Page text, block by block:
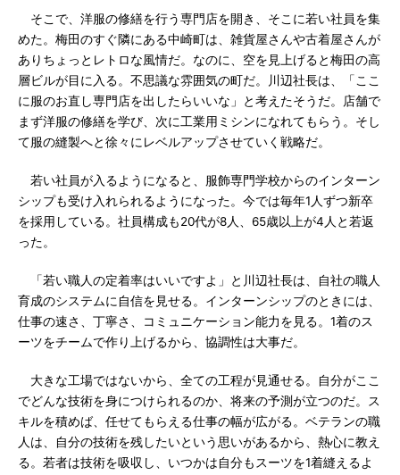
そこで、洋服の修繕を行う専門店を開き、そこに若い社員を集
めた。梅田のすぐ隣にある中崎町は、雑貨屋さんや古着屋さんが
ありちょっとレトロな風情だ。なのに、空を見上げると梅田の高
層ビルが目に入る。不思議な雰囲気の町だ。川辺社長は、「ここ
に服のお直し専門店を出したらいいな」と考えたそうだ。店舗で
まず洋服の修繕を学び、次に工業用ミシンになれてもらう。そし
て服の縫製へと徐々にレベルアップさせていく戦略だ。
若い社員が入るようになると、服飾専門学校からのインターン
シップも受け入れられるようになった。今では毎年1人ずつ新卒
を採用している。社員構成も20代が8人、65歳以上が4人と若返
った。
「若い職人の定着率はいいですよ」と川辺社長は、自社の職人
育成のシステムに自信を見せる。インターンシップのときには、
仕事の速さ、丁寧さ、コミュニケーション能力を見る。1着のス
ーツをチームで作り上げるから、協調性は大事だ。
大きな工場ではないから、全ての工程が見通せる。自分がここ
でどんな技術を身につけられるのか、将来の予測が立つのだ。ス
キルを積めば、任せてもらえる仕事の幅が広がる。ベテランの職
人は、自分の技術を残したいという思いがあるから、熱心に教え
る。若者は技術を吸収し、いつかは自分もスーツを1着縫えるよ